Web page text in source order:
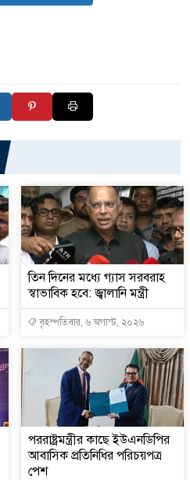
তিন দিনের মধ্যে গ্যাস সরবরাহ
স্বাভাবিক হবে: জ্বালানি মন্ত্রী
বৃহস্পতিবার, ৬ অগাস্ট, ২০২৬
পররাষ্ট্রমন্ত্রীর কা‌ছে ইউএনডিপির
আবাসিক প্রতিনিধির পরিচয়পত্র
পেশ